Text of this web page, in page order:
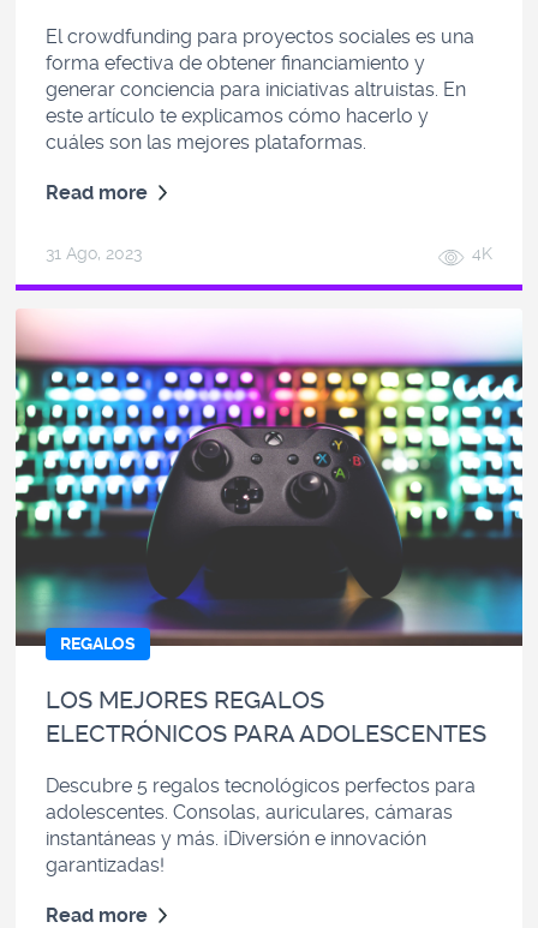
El crowdfunding para proyectos sociales es una
forma efectiva de obtener financiamiento y
generar conciencia para iniciativas altruistas. En
este artículo te explicamos cómo hacerlo y
cuáles son las mejores plataformas.
Read more
31 Ago, 2023 4K
REGALOS
LOS MEJORES REGALOS
ELECTRÓNICOS PARA ADOLESCENTES
Descubre 5 regalos tecnológicos perfectos para
adolescentes. Consolas, auriculares, cámaras
instantáneas y más. ¡Diversión e innovación
garantizadas!
Read more